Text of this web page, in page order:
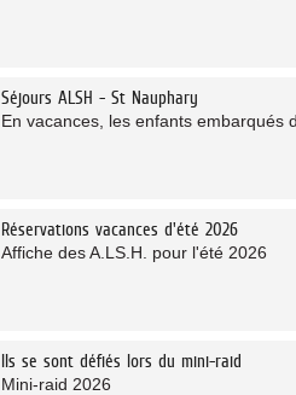
Séjours ALSH - St Nauphary
En vacances, les enfants embarqués
Réservations vacances d'été 2026
Affiche des A.LS.H. pour l'été 2026
Ils se sont défiés lors du mini-raid
Mini-raid 2026